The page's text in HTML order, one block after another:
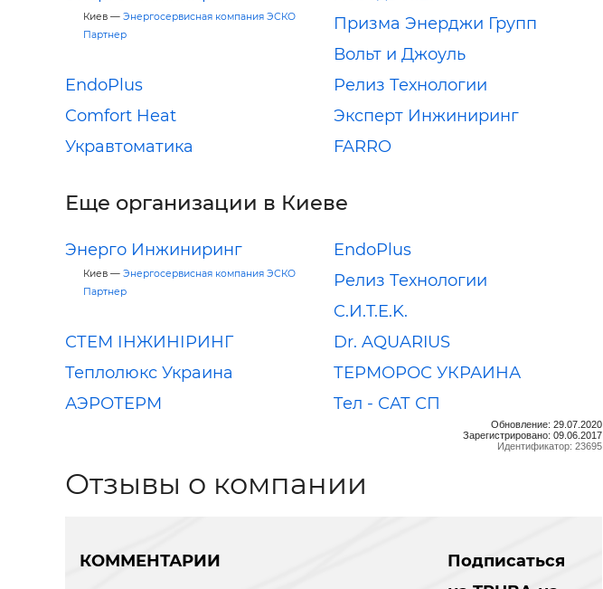
Киев — Энергосервисная компания ЭСКО
Партнер
Призма Энерджи Групп
Вольт и Джоуль
EndoPlus
Релиз Технологии
Comfort Heat
Эксперт Инжиниринг
Укравтоматика
FARRO
Еще организации в Киеве
Энерго Инжиниринг
Киев — Энергосервисная компания ЭСКО
Партнер
EndoPlus
Релиз Технологии
C.И.T.E.K.
СТЕМ ІНЖИНІРИНГ
Dr. AQUARIUS
Теплолюкс Украина
ТЕРМОРОС УКРАИНА
АЭРОТЕРМ
Tел - САТ СП
Обновление: 29.07.2020
Зарегистрировано: 09.06.2017
Идентификатор: 23695
Отзывы о компании
КОММЕНТАРИИ
Подписаться